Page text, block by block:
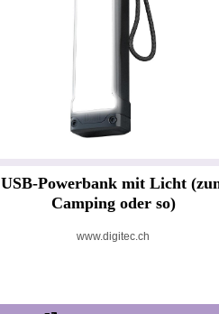
USB-Powerbank mit Licht
Camping oder so)
www.digitec.ch